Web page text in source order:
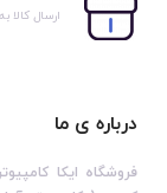
ارسال کالا
درباره ی ما